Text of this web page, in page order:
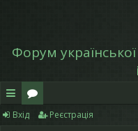
Форум
в
о
Вхід Реєстрація